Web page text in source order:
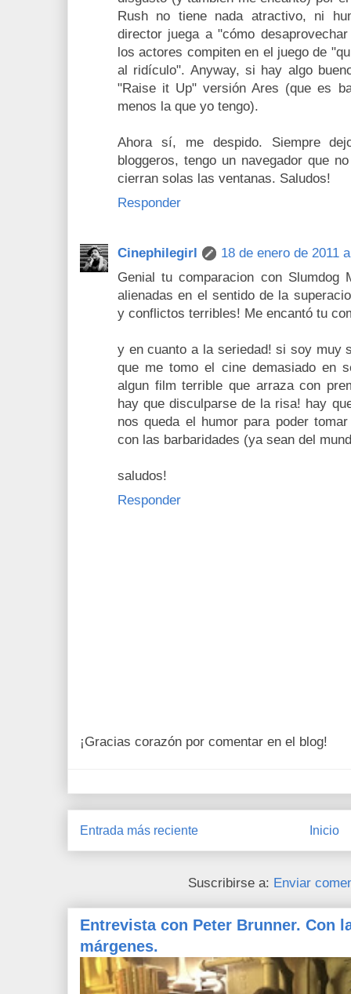
Rush no tiene nada atractivo, ni
director juega a "cómo
los actores compiten en el juego de
al ridículo". Anyway, si hay algo
"Raise it Up" versión Ares (que es
menos la que yo tengo).
Ahora sí, me despido. Siempre
bloggeros, tengo un navegador que
cierran solas las ventanas. Saludos!
Responder
Cinephilegirl
18 de enero de 2011
Genial tu comparacion con Slumdog
alienadas en el sentido de la
y conflictos terribles! Me encantó tu
y en cuanto a la seriedad! si soy muy
que me tomo el cine demasiado en
algun film terrible que arraza con
hay que disculparse de la risa! hay
nos queda el humor para poder
con las barbaridades (ya sean del
saludos!
Responder
¡Gracias corazón por comentar en el blog!
Entrada más reciente Inicio
Suscribirse a: Enviar
Entrevista con Peter Brunner. Con
márgenes.